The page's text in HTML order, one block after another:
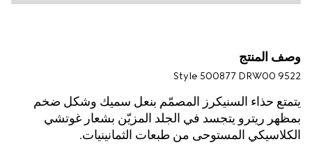
وصف المنتج
Style ‎500877 DRW00 9522
يتمتع حذاء السنيكرز المصمّم بنعل سميك وشكل ضخم
بمظهر ريترو يتجسد في الجلد المزيّن بشعار غوتشي
الكلاسيكي المستوحى من طبعات الثمانينيات.